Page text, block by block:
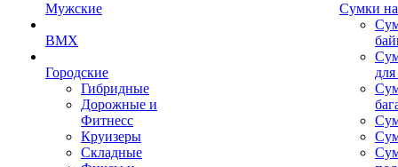
Мужские
BMX
Городские
Гибридные
Дорожные и
Фитнесс
Круизеры
Складные
Сумки